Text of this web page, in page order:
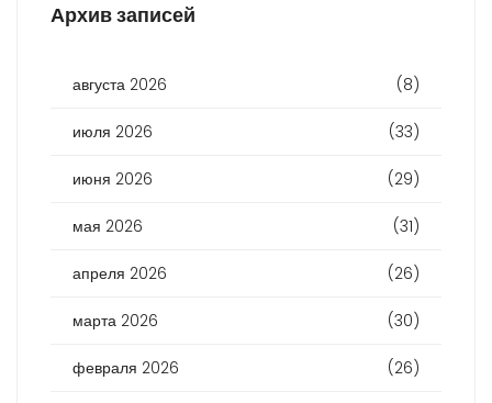
Архив записей
августа 2026 (8)
июля 2026 (33)
июня 2026 (29)
мая 2026 (31)
апреля 2026 (26)
марта 2026 (30)
февраля 2026 (26)